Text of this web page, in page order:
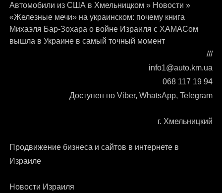
Автомобили из США в Хмельницком » Новости »
«Железные мечи» на украинском: почему книга
Михаэля Бар-Зохара о войне Израиля с ХАМАСом
вышла в Украине в самый точный момент
///
info1@auto.km.ua
068 117 19 94
Доступен по Viber, WhatsApp, Telegram
г. Хмельницкий
Продвижение бизнеса и сайтов в интернете в
Израиле
Новости Израиля